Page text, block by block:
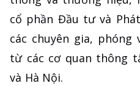
cổ phần Đầu tư và
các chuyên gia,
từ các cơ quan thông
và Hà Nội.